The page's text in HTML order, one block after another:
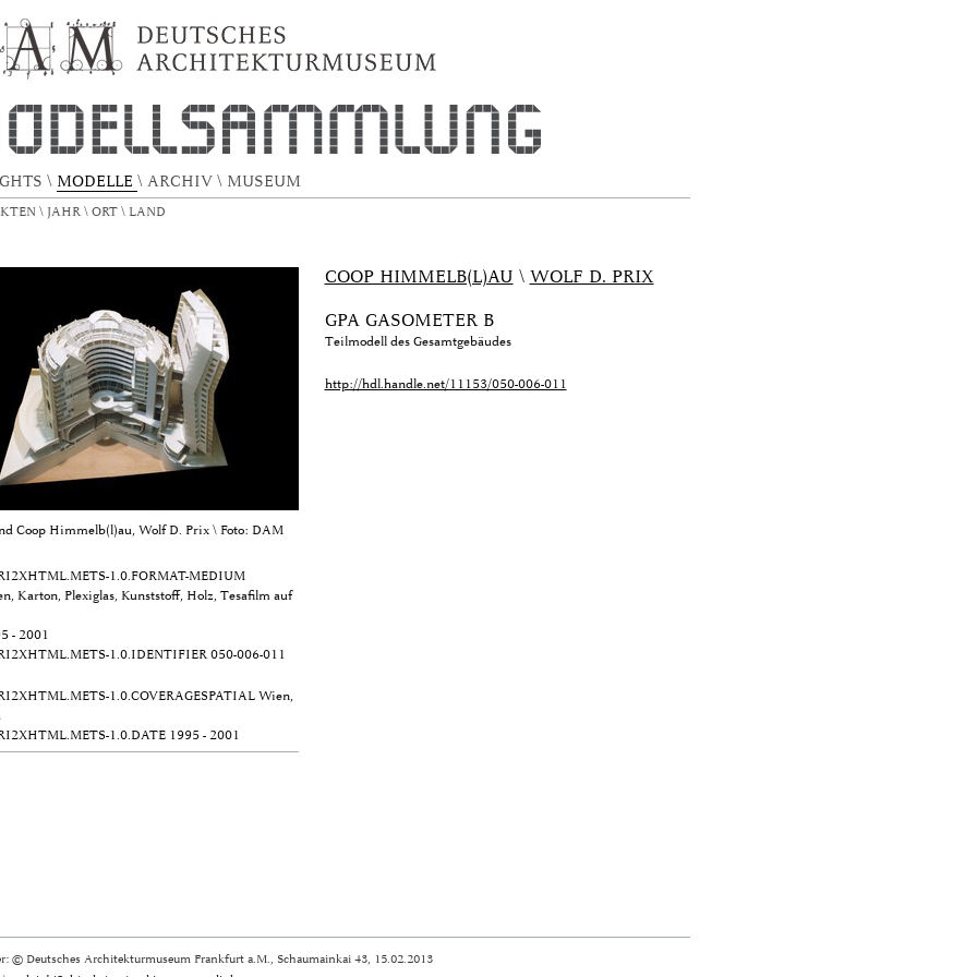
\ MODELLE \ ARCHIV \ MUSEUM
\ JAHR \ ORT \ LAND
Coop Himmelb(l)au, Wolf D. Prix \ Foto: DAM
1.0.FORMAT-MEDIUM
Karton, Plexiglas, Kunststoff, Holz, Tesafilm auf
- 2001
1.0.IDENTIFIER050-006-011
1.0.COVERAGESPATIALWien,
1.0.DATE1995 - 2001
COOP HIMMELB(L)AU \ WOLF D. PRIX
GPA GASOMETER B
Teilmodell des Gesamtgebäudes
http://hdl.handle.net/11153/050-006-011
© Deutsches Architekturmuseum Frankfurt a.M., Schaumainkai 43, 15.02.2013